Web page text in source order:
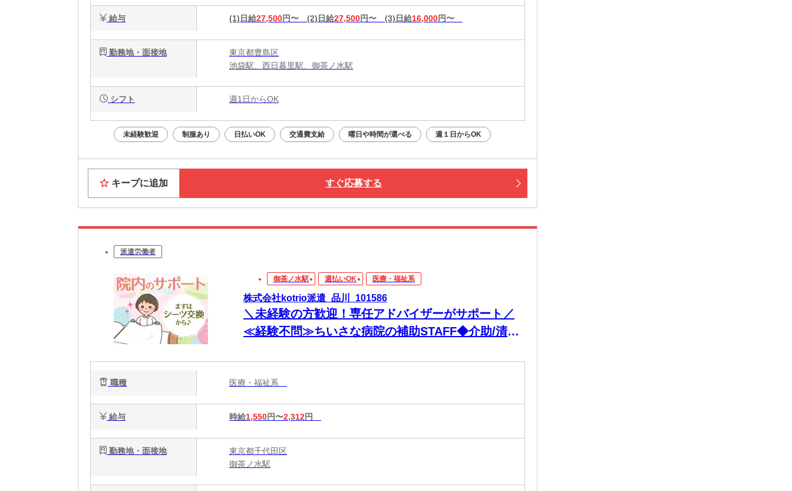
給与 (1)日給27,500円〜 (2)日給27,500円〜 (3)日給16,000円〜
勤務地・面接地
東京都豊島区
池袋駅、西日暮里駅、御茶ノ水駅
シフト 週1日からOK
未経験歓迎 制服あり 日払いOK 交通費支給 曜日や時間が選べる 週１日からOK
キープに追加 すぐ応募する
派遣労働者
御茶ノ水駅 週払いOK 医療・福祉系
株式会社kotrio派遣_品川_101586
＼未経験の方歓迎！専任アドバイザーがサポート／
≪経験不問≫ちいさな病院の補助STAFF◆介助/清掃
職種 医療・福祉系
給与 時給1,550円〜2,312円
勤務地・面接地
東京都千代田区
御茶ノ水駅